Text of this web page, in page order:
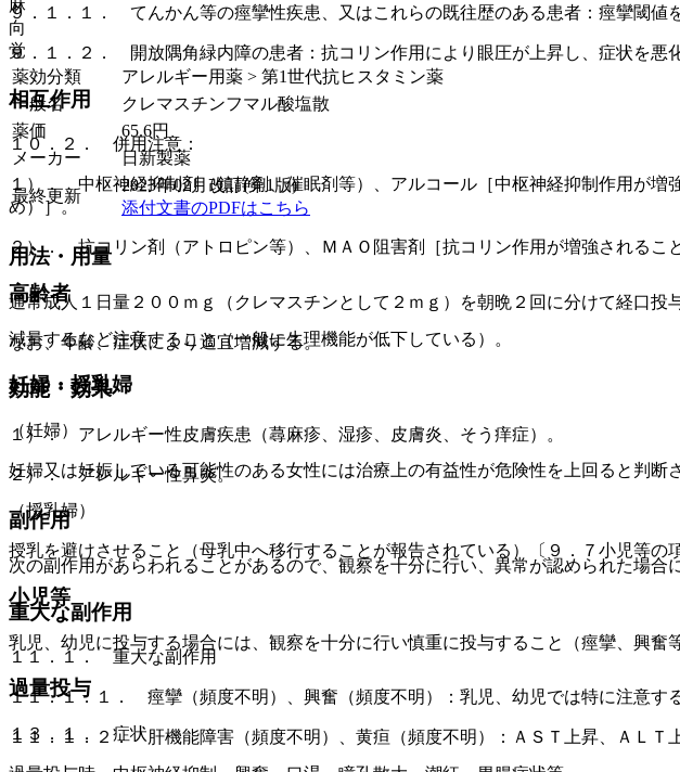
９．１．１． てんかん等の痙攣性疾患、又はこれらの既往歴のある患者：痙攣閾値
９．１．２． 開放隅角緑内障の患者：抗コリン作用により眼圧が上昇し、症状を悪
相互作用
１０．２． 併用注意：
１）． 中枢神経抑制剤（鎮静剤、催眠剤等）、アルコール［中枢神経抑制作用が
め）］。
２）． 抗コリン剤（アトロピン等）、ＭＡＯ阻害剤［抗コリン作用が増強されるこ
高齢者
減量するなど注意すること（一般に生理機能が低下している）。
妊婦・授乳婦
（妊婦）
妊婦又は妊娠している可能性のある女性には治療上の有益性が危険性を上回ると判断
（授乳婦）
授乳を避けさせること（母乳中へ移行することが報告されている）〔９．７小児等の
小児等
乳児、幼児に投与する場合には、観察を十分に行い慎重に投与すること（痙攣、興
過量投与
１３．１． 症状
麻
向
覚
薬効分類
アレルギー用薬 > 第1世代抗ヒスタミン薬
一般名
クレマスチンフマル酸塩散
薬価
65.6円
メーカー
日新製薬
最終更新
2023年02月改訂(第1版)
添付文書のPDFはこちら
用法・用量
通常成人１日量２００ｍｇ（クレマスチンとして２ｍｇ）を朝晩２回に分けて経口投
なお、年齢、症状により適宜増減する。
効能・効果
１）． アレルギー性皮膚疾患（蕁麻疹、湿疹、皮膚炎、そう痒症）。
２）． アレルギー性鼻炎。
副作用
次の副作用があらわれることがあるので、観察を十分に行い、異常が認められた場合
重大な副作用
１１．１． 重大な副作用
１１．１．１． 痙攣（頻度不明）、興奮（頻度不明）：乳児、幼児では特に注意す
１１．１．２． 肝機能障害（頻度不明）、黄疸（頻度不明）：ＡＳＴ上昇、ＡＬＴ